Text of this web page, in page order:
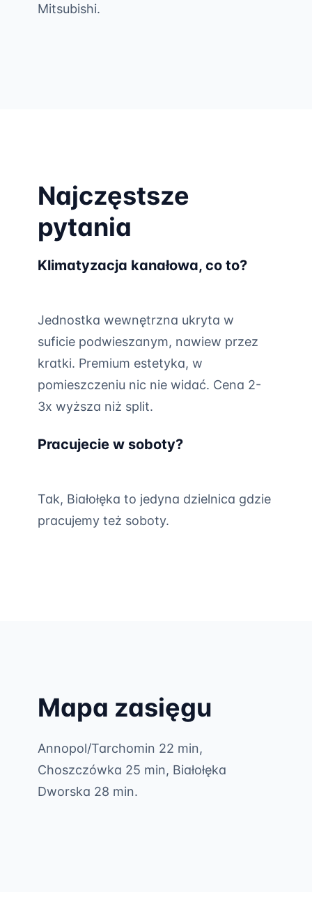
Mitsubishi.
Najczęstsze
pytania
Klimatyzacja kanałowa, co to?
Jednostka wewnętrzna ukryta w
suficie podwieszanym, nawiew przez
kratki. Premium estetyka, w
pomieszczeniu nic nie widać. Cena 2-
3x wyższa niż split.
Pracujecie w soboty?
Tak, Białołęka to jedyna dzielnica gdzie
pracujemy też soboty.
Mapa zasięgu
Annopol/Tarchomin 22 min,
Choszczówka 25 min, Białołęka
Dworska 28 min.